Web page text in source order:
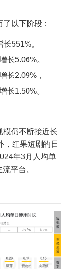
以下阶段：
551%。
长5.06%。
长2.09%，
长1.50%。
模仍不断接近长
，红果短剧的日
年3月人均单
平台。